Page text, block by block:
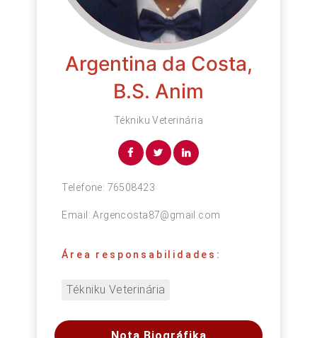
Argentina da Costa,
B.S. Anim
Tékniku Veterinária
Telefone: 76508423
Email:Argencosta87@gmail.com
Área responsabilidades:
Tékniku Veterinária